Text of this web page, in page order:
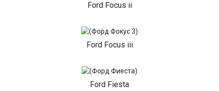
Ford Focus ii
Ford Focus iii
Ford Fiesta